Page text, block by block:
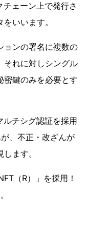
ェーン上で発行さ
いいます。
ンの署名に複数の
それに対しシングル
密鍵のみを必要とす
チシグ認証を採用
、不正・改ざんが
ます。
（R）」を採用！